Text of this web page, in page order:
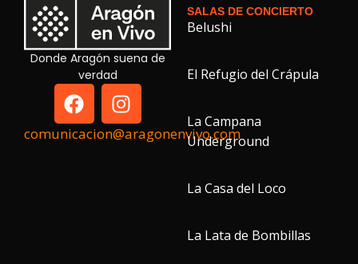
Donde Aragón suena de
verdad
comunicacion@aragonenvivo.com
SALAS DE CONCIERTO
Belushi
El Refugio del Crápula
La Campana
Underground
La Casa del Loco
La Lata de Bombillas